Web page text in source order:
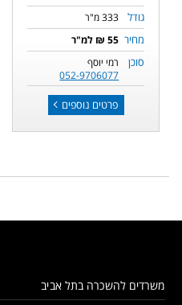
גודל 333 מ"ר
מחיר 55 ₪ למ"ר
סוכן
רמי יוסף
052-9706077
פרטים נוספים
משרדים להשכרה בתל אביב